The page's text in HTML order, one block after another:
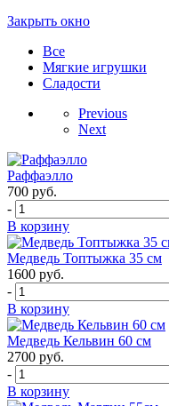
Закрыть окно
Все
Мягкие игрушки
Сладости
Previous
Next
Раффаэлло
700 руб.
-
В корзину
Медведь Топтыжка 35 см
1600 руб.
-
В корзину
Медведь Кельвин 60 см
2700 руб.
-
В корзину